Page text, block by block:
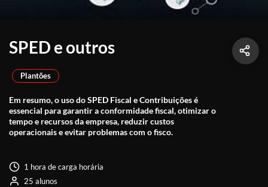
SPED e outros
Em resumo, o uso do SPED Fiscal e Contribuições é
essencial para garantir a conformidade fiscal, otimizar o
tempo e recursos da empresa, reduzir custos
operacionais e evitar problemas com o fisco.
Plantões
1 hora de carga horária
25 alunos